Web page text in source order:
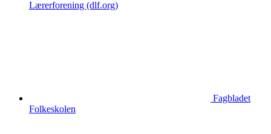
Lærerforening (dlf.org)
Fagbladet
Folkeskolen